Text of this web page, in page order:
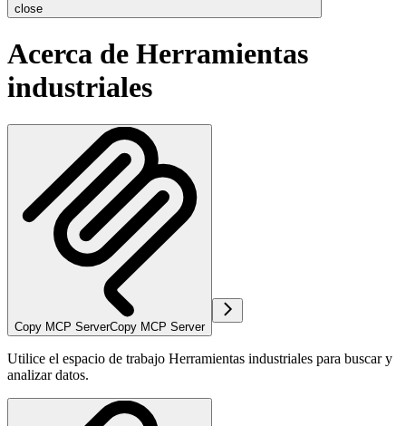
close
Acerca de Herramientas
industriales
Copy MCP ServerCopy MCP Server
Utilice el espacio de trabajo Herramientas industriales para buscar y
analizar datos.